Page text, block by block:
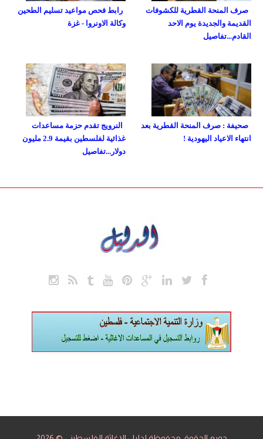
رابط فحص مواعيد تسليم الطحين
وكالة الاونروا - غزة
صرف المنحة القطرية للكشوفات
القديمة والجديدة يوم الاحد
القادم...تفاصيل
النرويج تقدم حزمة مساعدات
غذائية لفلسطين بقيمة 2.9 مليون
دولار...تفاصيل
صحيفة : صرف المنحة القطرية بعد
انتهاء الاعياد اليهودية !